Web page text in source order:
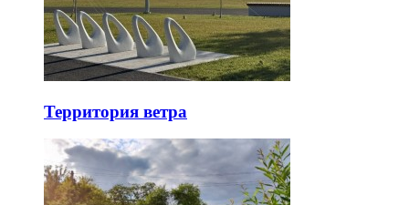
Территория ветра